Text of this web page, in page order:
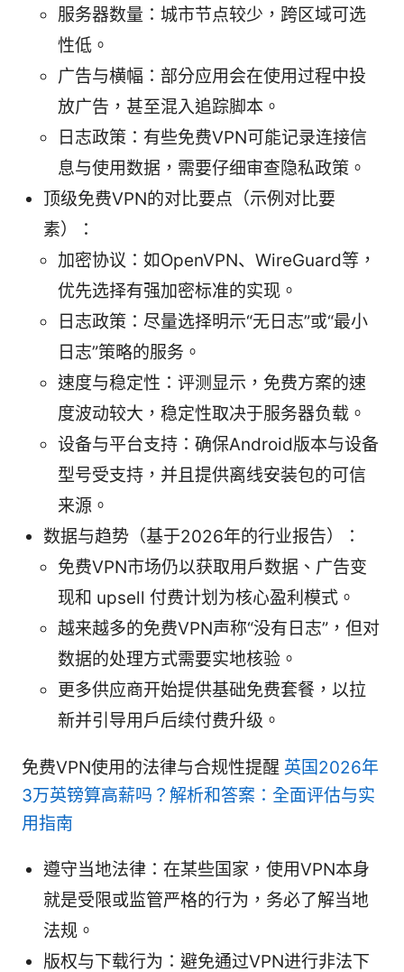
服务器数量：城市节点较少，跨区域可选
性低。
广告与横幅：部分应用会在使用过程中投
放广告，甚至混入追踪脚本。
日志政策：有些免费VPN可能记录连接信
息与使用数据，需要仔细审查隐私政策。
顶级免费VPN的对比要点（示例对比要
素）：
加密协议：如OpenVPN、WireGuard等，
优先选择有强加密标准的实现。
日志政策：尽量选择明示“无日志”或“最小
日志”策略的服务。
速度与稳定性：评测显示，免费方案的速
度波动较大，稳定性取决于服务器负载。
设备与平台支持：确保Android版本与设备
型号受支持，并且提供离线安装包的可信
来源。
数据与趋势（基于2026年的行业报告）：
免费VPN市场仍以获取用户数据、广告变
现和 upsell 付费计划为核心盈利模式。
越来越多的免费VPN声称“没有日志”，但对
数据的处理方式需要实地核验。
更多供应商开始提供基础免费套餐，以拉
新并引导用户后续付费升级。
免费VPN使用的法律与合规性提醒 英国2026年
3万英镑算高薪吗？解析和答案：全面评估与实
用指南
遵守当地法律：在某些国家，使用VPN本身
就是受限或监管严格的行为，务必了解当地
法规。
版权与下载行为：避免通过VPN进行非法下